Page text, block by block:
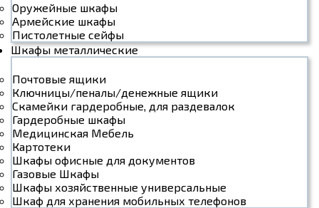
Оружейные шкафы
Армейские шкафы
Пистолетные сейфы
Шкафы металлические
Почтовые ящики
Ключницы/пеналы/денежные ящики
Скамейки гардеробные, для раздевалок
Гардеробные шкафы
Медицинская Мебель
Картотеки
Шкафы офисные для документов
Газовые Шкафы
Шкафы хозяйственные универсальные
Шкаф для хранения мобильных телефонов